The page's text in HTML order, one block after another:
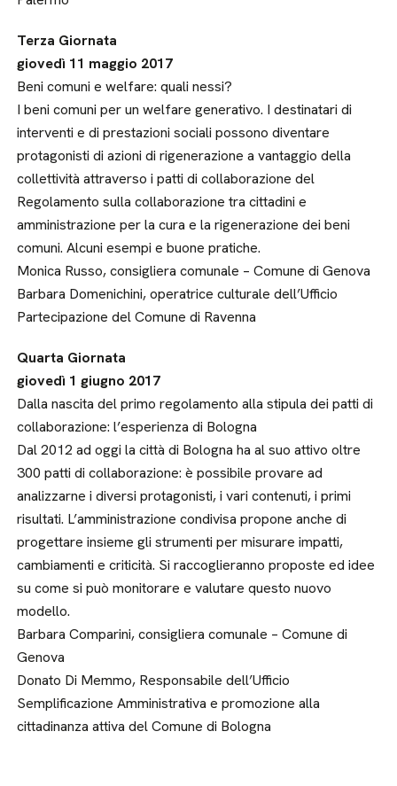
Terza Giornata
giovedì 11 maggio 2017
Beni comuni e welfare: quali nessi?
I beni comuni per un welfare generativo. I destinatari di
interventi e di prestazioni sociali possono diventare
protagonisti di azioni di rigenerazione a vantaggio della
collettività attraverso i patti di collaborazione del
Regolamento sulla collaborazione tra cittadini e
amministrazione per la cura e la rigenerazione dei beni
comuni. Alcuni esempi e buone pratiche.
Monica Russo, consigliera comunale – Comune di Genova
Barbara Domenichini, operatrice culturale dell’Ufficio
Partecipazione del Comune di Ravenna
Quarta Giornata
giovedì 1 giugno 2017
Dalla nascita del primo regolamento alla stipula dei patti di
collaborazione: l’esperienza di Bologna
Dal 2012 ad oggi la città di Bologna ha al suo attivo oltre
300 patti di collaborazione: è possibile provare ad
analizzarne i diversi protagonisti, i vari contenuti, i primi
risultati. L’amministrazione condivisa propone anche di
progettare insieme gli strumenti per misurare impatti,
cambiamenti e criticità. Si raccoglieranno proposte ed idee
su come si può monitorare e valutare questo nuovo
modello.
Barbara Comparini, consigliera comunale – Comune di
Genova
Donato Di Memmo, Responsabile dell’Ufficio
Semplificazione Amministrativa e promozione alla
cittadinanza attiva del Comune di Bologna